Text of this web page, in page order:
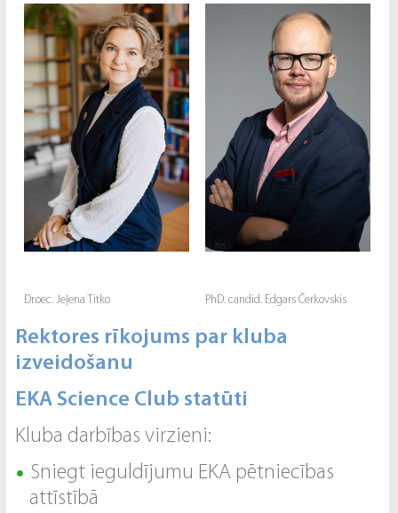
Dr.oec. Jeļena Titko PhD. candid. Edgars Čerkovskis
Rektores rīkojums par kluba
izveidošanu
EKA Science Club statūti
Kluba darbības virzieni:
Sniegt ieguldījumu EKA pētniecības
attīstībā